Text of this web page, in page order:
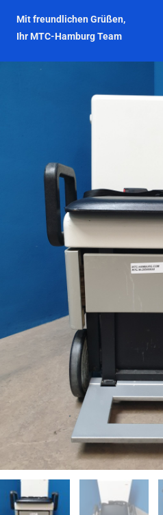
Mit freundlichen Grüßen,
Ihr MTC-Hamburg Team